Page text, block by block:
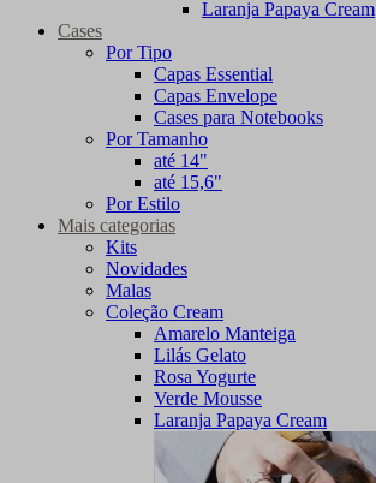
Laranja Papaya Cream
Cases
Por Tipo
Capas Essential
Capas Envelope
Cases para Notebooks
Por Tamanho
até 14"
até 15,6"
Por Estilo
Mais categorias
Kits
Novidades
Malas
Coleção Cream
Amarelo Manteiga
Lilás Gelato
Rosa Yogurte
Verde Mousse
Laranja Papaya Cream